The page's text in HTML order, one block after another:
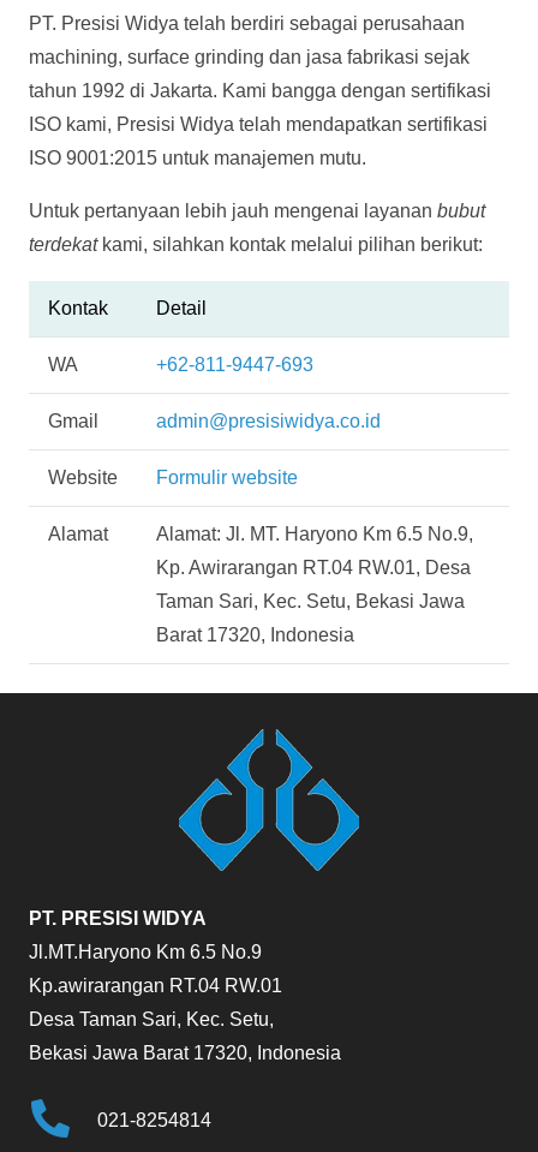
PT. Presisi Widya telah berdiri sebagai perusahaan
machining, surface grinding dan jasa fabrikasi sejak
tahun 1992 di Jakarta. Kami bangga dengan sertifikasi
ISO kami, Presisi Widya telah mendapatkan sertifikasi
ISO 9001:2015 untuk manajemen mutu.
Untuk pertanyaan lebih jauh mengenai layanan bubut
terdekatkami, silahkan kontak melalui pilihan berikut:
Kontak Detail
WA +62-811-9447-693
Gmail admin@presisiwidya.co.id
Website Formulir website
Alamat
Alamat: Jl. MT. Haryono Km 6.5 No.9,
Kp. Awirarangan RT.04 RW.01, Desa
Taman Sari, Kec. Setu, Bekasi Jawa
Barat 17320, Indonesia
PT. PRESISI WIDYA
Jl.MT.Haryono Km 6.5 No.9
Kp.awirarangan RT.04 RW.01
Desa Taman Sari, Kec. Setu,
Bekasi Jawa Barat 17320, Indonesia
021-8254814